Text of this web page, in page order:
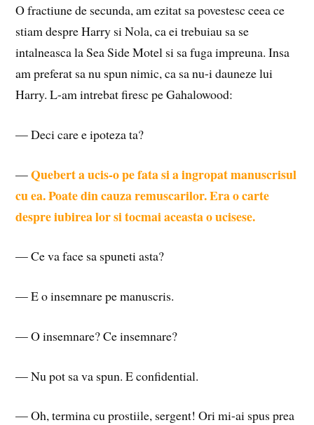
O fractiune de secunda, am ezitat sa povestesc ceea ce
stiam despre Harry si Nola, ca ei trebuiau sa se
intalneasca la Sea Side Motel si sa fuga impreuna. Insa
am preferat sa nu spun nimic, ca sa nu-i dauneze lui
Harry. L-am intrebat firesc pe Gahalowood:
— Deci care e ipoteza ta?
—Quebert a ucis-o pe fata si a ingropat manuscrisul
cu ea. Poate din cauza remuscarilor. Era o carte
despre iubirea lor si tocmai aceasta o ucisese.
— Ce va face sa spuneti asta?
— E o insemnare pe manuscris.
— O insemnare? Ce insemnare?
— Nu pot sa va spun. E confidential.
— Oh, termina cu prostiile, sergent! Ori mi-ai spus prea